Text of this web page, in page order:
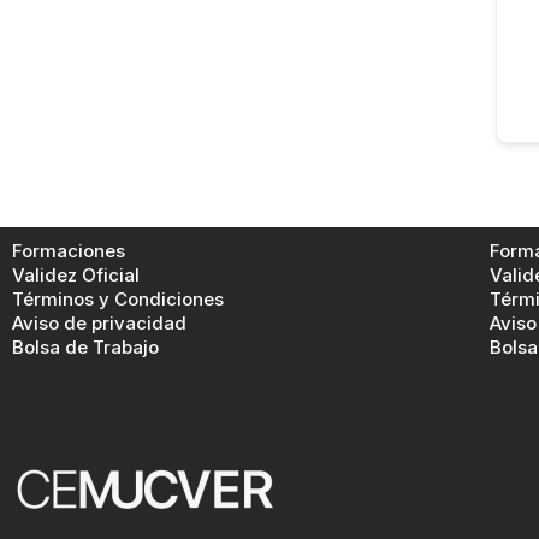
Formaciones
Validez Oficial
Términos y Condiciones
Aviso de privacidad
Bolsa de Trabajo